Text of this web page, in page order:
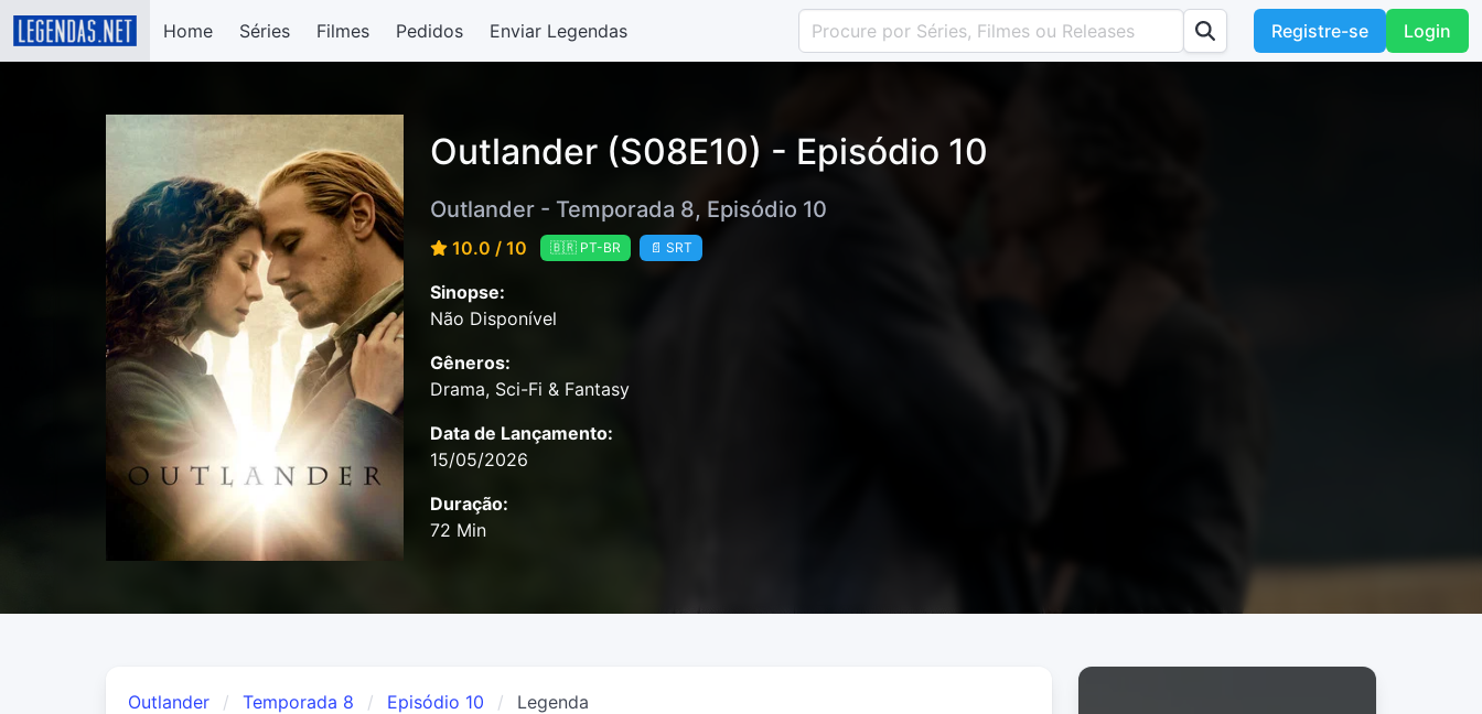
Home Séries Filmes Pedidos Enviar Legendas Registre-se Login
Outlander (S08E10) - Episódio 10
Outlander - Temporada 8, Episódio 10
10.0 / 10 🇧🇷 PT-BR 📄 SRT
Sinopse:
Não Disponível
Gêneros:
Drama, Sci-Fi & Fantasy
Data de Lançamento:
15/05/2026
Duração:
72 Min
Outlander Temporada 8 Episódio 10 Legenda